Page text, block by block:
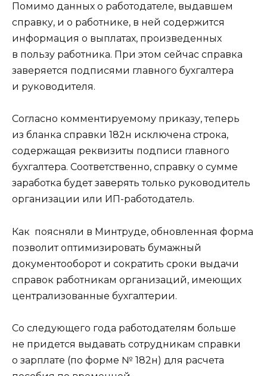
Помимо данных о работодателе, выдавшем
справку, и о работнике, в ней содержится
информация о выплатах, произведенных
в пользу работника. При этом сейчас справка
заверяется подписями главного бухгалтера
и руководителя.
Согласно комментируемому приказу, теперь
из бланка справки 182н исключена строка,
содержащая реквизиты подписи главного
бухгалтера. Соответственно, справку о сумме
заработка будет заверять только руководитель
организации или ИП-работодатель.
Как поясняли в Минтруде, обновленная форма
позволит оптимизировать бумажный
документооборот и сократить сроки выдачи
справок работникам организаций, имеющих
централизованные бухгалтерии.
Со следующего года работодателям больше
не придется выдавать сотрудникам справки
о зарплате (по форме № 182н) для расчета